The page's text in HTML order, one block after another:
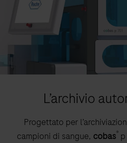
L’archivio
Progettato per
campioni di sangue, cobas®p